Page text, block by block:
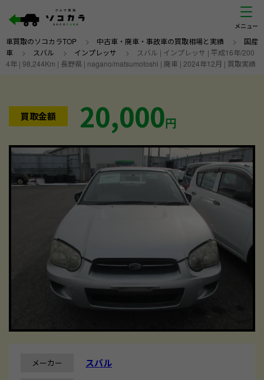
車買取のソコカラTOP > 中古車・廃車・事故車の買取相場と実績 > 国産
車 > スバル > インプレッサ >
スバル | インプレッサ | 平成16年/200
4年 | 98,244Km | 長野県 | nagano/matsumotoshi | 廃車 | 2024年12月 | 買取実績
買取金額 20,000円
メーカー スバル